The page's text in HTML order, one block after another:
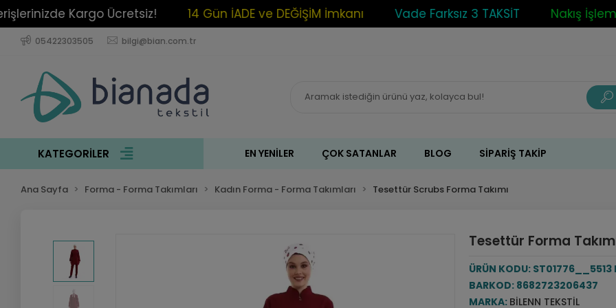
Kargo Ücretsiz! 14 Gün İADE ve DEĞİŞİM İmkanı Vade Farksız 3 TAKSİT Nakış
05422303505 bilgi@bian.com.tr
KATEGORİLER EN YENILER ÇOK SATANLAR BLOG SIPARIŞ TAKIP
Ana Sayfa Forma - Forma Takımları Kadın Forma - Forma Takımları Tesettür Scrubs Forma Takımı
Tesettür Forma
ÜRÜN KODU: ST01776__5513
BARKOD: 8682723206437
MARKA: BILENN TEKSTIL